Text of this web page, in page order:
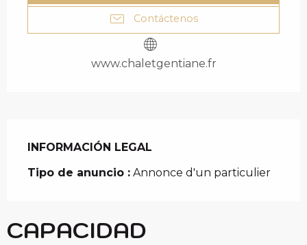
Contáctenos
www.chaletgentiane.fr
INFORMACIÓN LEGAL
INFORMACIÓN LEGAL
Tipo de anuncio : Annonce d'un particulier
CAPACIDAD